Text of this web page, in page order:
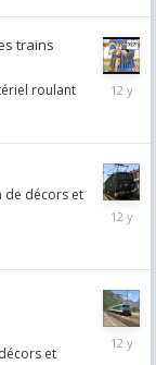
trains
roulant
May
de décors et
May
et
April